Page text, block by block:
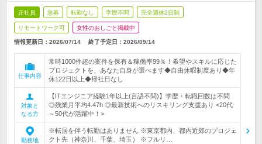
正社員 急募 転勤なし 学歴不問 完全週休2日制
リモートワーク可 女性のおしごと掲載中
情報更新日：2026/07/14 終了予定日： 2026/09/14
仕事内容
常時1000件超の案件を保有＆稼働率99％！希望やスキルに応じた
プロジェクトを、あなた自身が選べます◆自由休暇制度あり◆年
休122日以上◆帰社日なし
対象と
なる方
【ITエンジニア経験1年以上(言語不問)】学歴・転職回数は不問
◎残業月平均4.47h ◎最新技術へのリスキリング支援あり <20代
～50代が活躍中！>
勤務地
※転居を伴う転勤はありません ※東京都内、都内近郊のプロジェ
クト先（神奈川、千葉、埼玉） ※フルリ…